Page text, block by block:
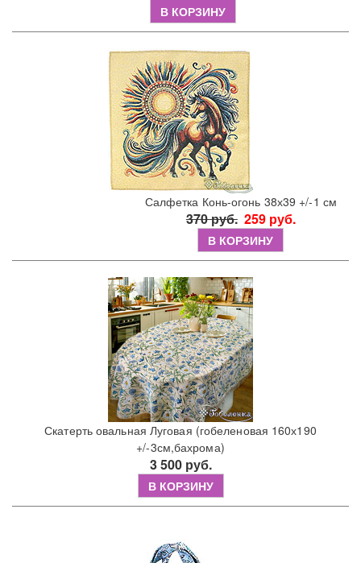
В КОРЗИНУ
Салфетка Конь-огонь 38х39 +/-1 см
370 руб. 259 руб.
В КОРЗИНУ
Скатерть овальная Луговая (гобеленовая 160х190
+/-3см,бахрома)
3 500 руб.
В КОРЗИНУ